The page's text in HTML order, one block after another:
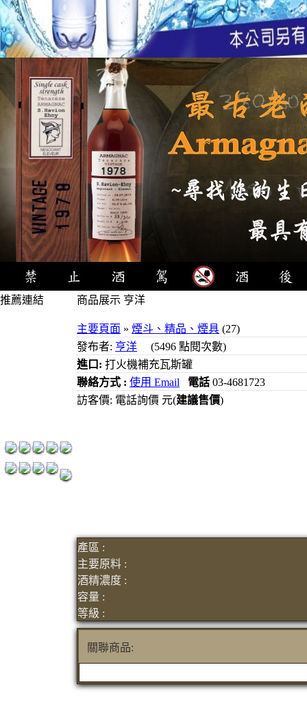
推薦連結 商品展示 亨洋
主要頁面 » 煙斗、精品、煙具 (27)
發布者: 亨洋 (5496 點閱次數)
進口: 打火機補充瓦斯罐
聯絡方式 : 使用 Email 電話 03-4681723
訪客價: 電話詢價 元(建議售價)
產區 :
主要原料 :
酒精濃度 :
容量 :
等級 :
關聯商品: